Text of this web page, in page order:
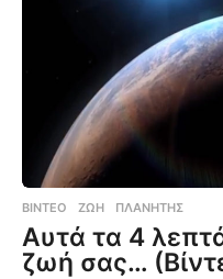
ΒΊΝΤΕΟ ΖΩΉ ,ΠΛΑΝΉΤΗΣ
Αυτά τα 4
ζωή σας…